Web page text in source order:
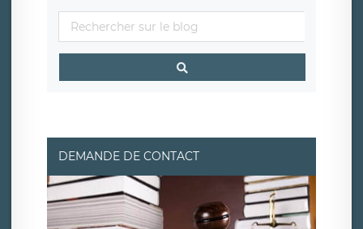
DEMANDE DE CONTACT